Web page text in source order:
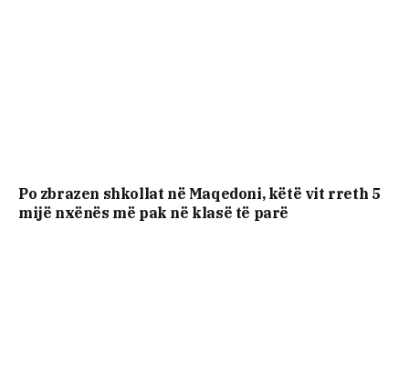
Po zbrazen shkollat në Maqedoni, këtë vit rreth 5
mijë nxënës më pak në klasë të parë